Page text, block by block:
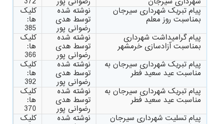
پیام تبریک شهرداری سیرجان
بمناسبت روز معلم
نوشته شده
توسط هدی
رضوانی پور
کلیک
ها:
385
پیام گرامیداشت شهرداری
بمناسبت آزادسازی خرمشهر
نوشته شده
توسط هدی
رضوانی پور
کلیک
ها:
366
پیام تبریک شهرداری سیرجان به
مناسبت عید سعید فطر
نوشته شده
توسط هدی
رضوانی پور
کلیک
ها:
392
پیام تبریک شهرداری سیرجان به
مناسبت عید سعید فطر
نوشته شده
توسط هدی
رضوانی پور
کلیک
ها:
370
پیام تسلیت شهرداری سیرجان نوشته شده کلیک